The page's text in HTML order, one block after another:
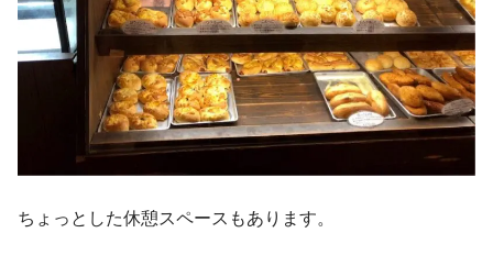
ちょっとした休憩スペースもあります。